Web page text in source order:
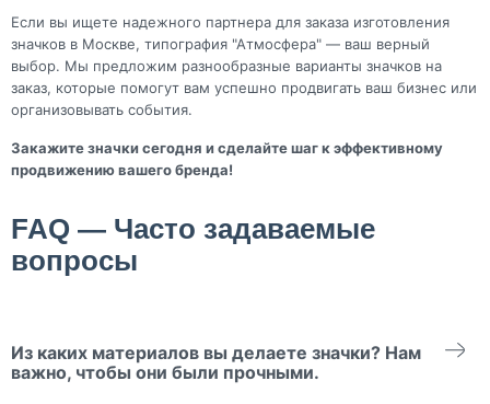
Если вы ищете надежного партнера для заказа изготовления
значков в Москве, типография "Атмосфера" — ваш верный
выбор. Мы предложим разнообразные варианты значков на
заказ, которые помогут вам успешно продвигать ваш бизнес или
организовывать события.
Закажите значки сегодня и сделайте шаг к эффективному
продвижению вашего бренда!
FAQ — Часто задаваемые
вопросы
Из каких материалов вы делаете значки? Нам
важно, чтобы они были прочными.